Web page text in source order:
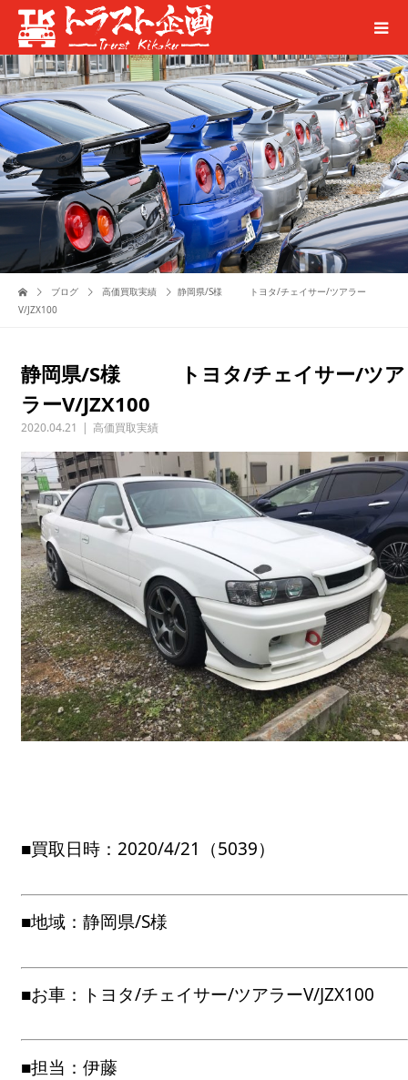
ブログ 高価買取実績
静岡県/S様 トヨタ/チェイサー/ツアラー
V/JZX100
静岡県/S様 トヨタ/チェイサー/ツア
ラーV/JZX100
2020.04.21 高価買取実績
■買取日時：2020/4/21（5039）
■地域：静岡県/S様
■お車：トヨタ/チェイサー/ツアラーV/JZX100
■担当：伊藤